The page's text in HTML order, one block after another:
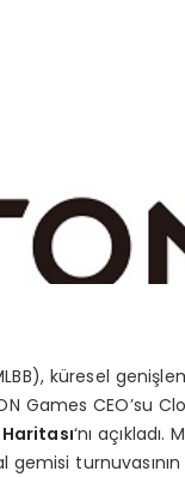
küresel
Games CEO’su
‘nı açıkladı.
turnuvasının